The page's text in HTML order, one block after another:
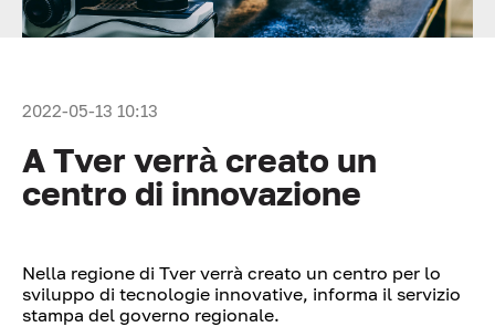
2022-05-13 10:13
A Tver verrà creato un
centro di innovazione
Nella regione di Tver verrà creato un centro per lo
sviluppo di tecnologie innovative, informa il servizio
stampa del governo regionale.